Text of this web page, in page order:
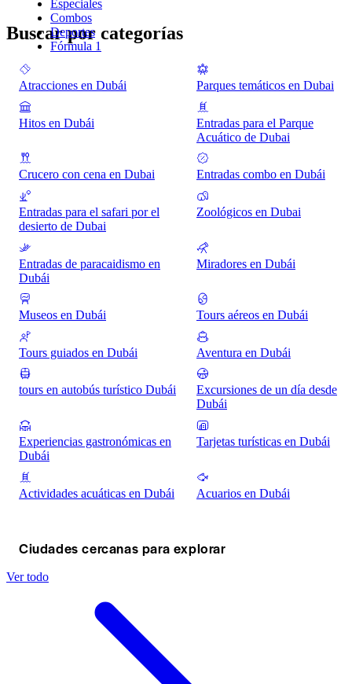
Especiales
Combos
Deportes
Fórmula 1
Buscar por categorías
Atracciones en Dubái Parques temáticos en Dubai
Hitos en Dubái
Entradas para el Parque
Acuático de Dubai
Crucero con cena en Dubai Entradas combo en Dubái
Entradas para el safari por el
desierto de Dubai
Zoológicos en Dubai
Entradas de paracaidismo en
Dubái
Miradores en Dubái
Museos en Dubái Tours aéreos en Dubái
Tours guiados en Dubái Aventura en Dubái
tours en autobús turístico Dubái
Excursiones de un día desde
Dubái
Experiencias gastronómicas en
Dubái
Tarjetas turísticas en Dubái
Actividades acuáticas en Dubái Acuarios en Dubái
Ciudades cercanas para explorar
Ver todo